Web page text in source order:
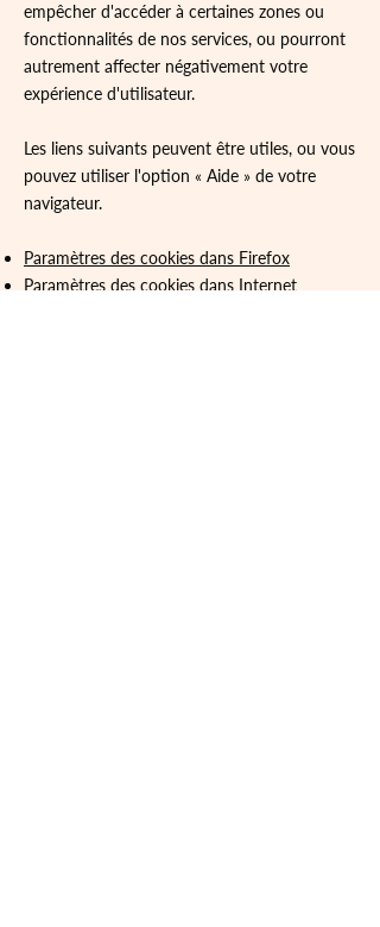
empêcher d'accéder à certaines zones ou
fonctionnalités de nos services, ou pourront
autrement affecter négativement votre
expérience d'utilisateur.
Les liens suivants peuvent être utiles, ou vous
pouvez utiliser l'option « Aide » de votre
navigateur.
Paramètres des cookies dans Firefox
Paramètres des cookies dans Internet